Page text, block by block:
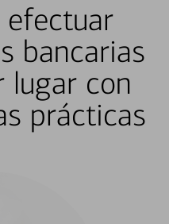
efectuar
bancarias
lugar con
prácticas